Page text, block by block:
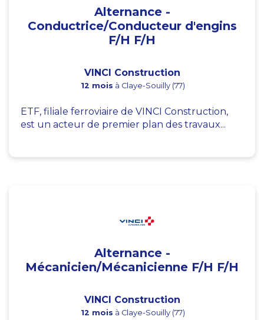
Alternance -
Conductrice/Conducteur d'engins
F/H F/H
VINCI Construction
12 mois à Claye-Souilly (77)
ETF, filiale ferroviaire de VINCI Construction,
est un acteur de premier plan des travaux...
Alternance -
Mécanicien/Mécanicienne F/H F/H
VINCI Construction
12 mois à Claye-Souilly (77)